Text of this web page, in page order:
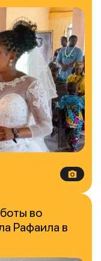
во
Рафаила в